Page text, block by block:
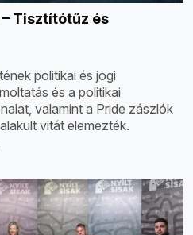
Tisztítótűz és
politikai és jogi
és a politikai
valamint a Pride zászlók
vitát elemezték.